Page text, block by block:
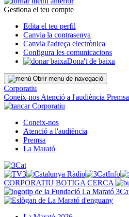
Gestiona el teu compte
Edita el teu perfil
Canvia la contrasenya
Canvia l'adreça electrònica
Configura les comunicacions
Dona't de baixa
Obrir menu de navegació
Corporatiu
Coneix-nos Atenció a l'audiència Premsa
Corporatiu
Coneix-nos
Atenció a l'audiència
Premsa
La Marató
CORPORATIU BOTIGA CERCA